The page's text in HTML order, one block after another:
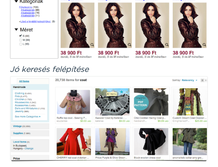
Jó keresés felépítése